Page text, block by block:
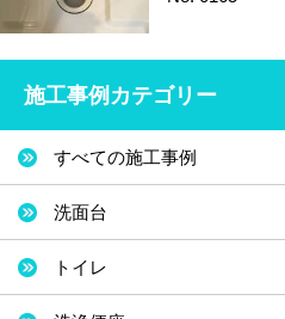
施工事例カテゴリー
すべての施工事例
洗面台
トイレ